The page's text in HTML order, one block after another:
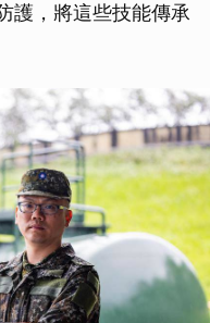
護，將這些技能傳承